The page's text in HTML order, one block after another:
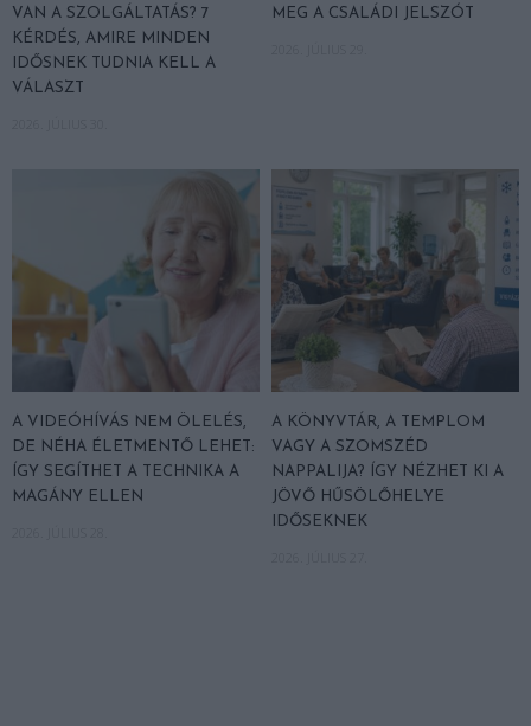
VAN A SZOLGÁLTATÁS? 7
KÉRDÉS, AMIRE MINDEN
IDŐSNEK TUDNIA KELL A
VÁLASZT
MEG A CSALÁDI JELSZÓT
A VIDEÓHÍVÁS NEM ÖLELÉS,
DE NÉHA ÉLETMENTŐ LEHET:
ÍGY SEGÍTHET A TECHNIKA A
MAGÁNY ELLEN
A KÖNYVTÁR, A TEMPLOM
VAGY A SZOMSZÉD
NAPPALIJA? ÍGY NÉZHET KI A
JÖVŐ HŰSÖLŐHELYE
IDŐSEKNEK